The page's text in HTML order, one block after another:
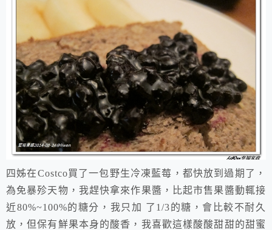
四姊在Costco買了一包野生冷凍藍莓，都快放到過期了，
為免暴殄天物，我趕快拿來作果醬，比起市售果醬動輒接
近80%~100%的糖分，我只加 了1/3的糖，會比較不耐久
放，但保有鮮果本身的酸香，我喜歡這樣酸酸甜甜的甜蜜